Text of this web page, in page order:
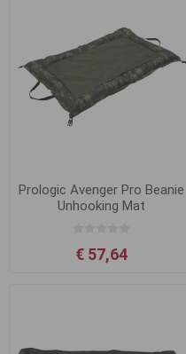
Prologic Avenger Pro Beanie
Unhooking Mat
€ 57,64